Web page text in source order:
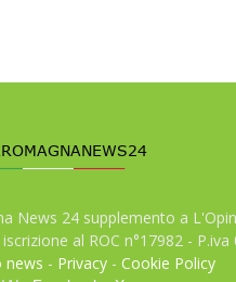
News 24 supplemento a
al ROC n°17982 - P.iva
news - Privacy -Cookie Policy